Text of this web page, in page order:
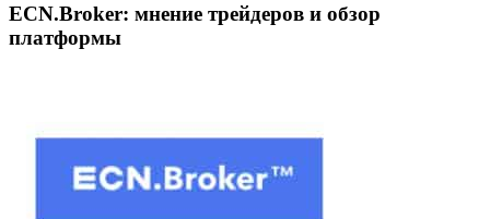
ECN.Broker: мнение трейдеров и обзор
платформы